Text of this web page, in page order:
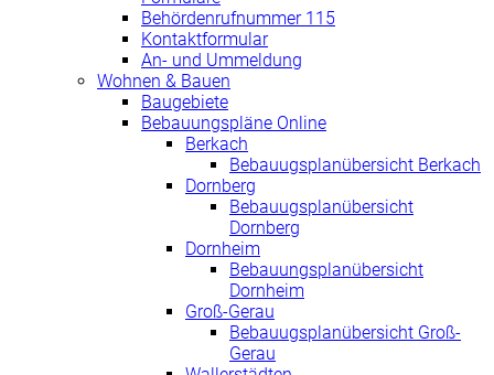
Behördenrufnummer 115
Kontaktformular
An- und Ummeldung
Wohnen & Bauen
Baugebiete
Bebauungspläne Online
Berkach
Bebauugsplanübersicht Berkach
Dornberg
Bebauugsplanübersicht
Dornberg
Dornheim
Bebauungsplanübersicht
Dornheim
Groß-Gerau
Bebauugsplanübersicht Groß-
Gerau